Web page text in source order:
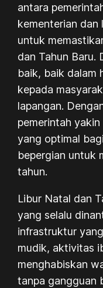
antara
kementerian dan
untuk
dan Tahun Baru.
baik, baik dalam
kepada
lapangan.
pemerintah
yang optimal
bepergian untuk
tahun.
Libur Natal dan
yang selalu
infrastruktur
mudik, aktivitas
menghabiskan
tanpa gangguan